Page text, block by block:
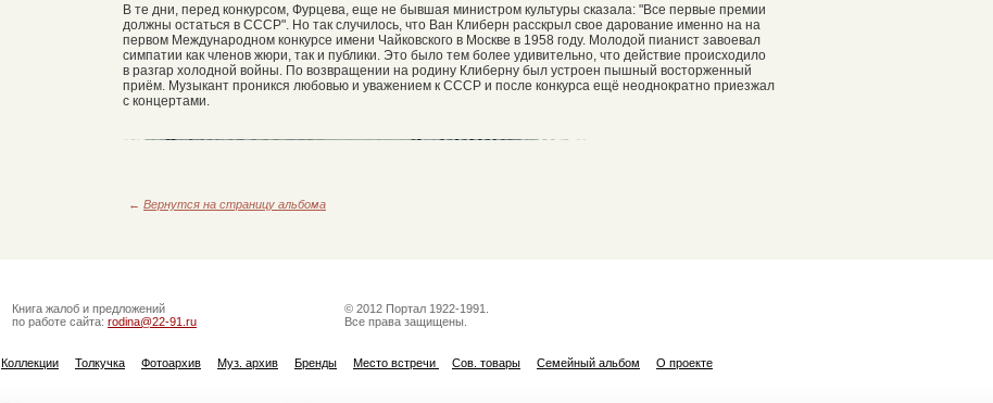
В те дни, перед конкурсом, Фурцева, еще не бывшая министром культуры сказала: "Все первые премии
должны остаться в СССР". Но так случилось, что Ван Клиберн расскрыл свое дарование именно на на
первом Международном конкурсе имени Чайковского в Москве в 1958 году. Молодой пианист завоевал
симпатии как членов жюри, так и публики. Это было тем более удивительно, что действие происходило
в разгар холодной войны. По возвращении на родину Клиберну был устроен пышный восторженный
приём. Музыкант проникся любовью и уважением к СССР и после конкурса ещё неоднократно приезжал
с концертами.
← Вернутся на страницу альбома
Книга жалоб и предложений
по работе сайта: rodina@22-91.ru
© 2012 Портал 1922-1991.
Все права защищены.
Коллекции Толкучка Фотоархив Муз. архив Бренды Место встречи Сов. товары Семейный альбом О проекте